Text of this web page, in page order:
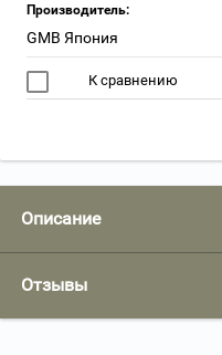
Производитель:
GMB Япония
К сравнению
Описание
Отзывы